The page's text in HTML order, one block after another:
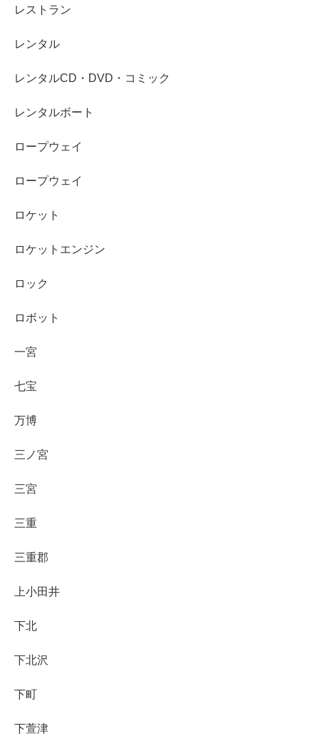
レストラン
レンタル
レンタルCD・DVD・コミック
レンタルボート
ロープウェイ
ロープウェイ
ロケット
ロケットエンジン
ロック
ロボット
一宮
七宝
万博
三ノ宮
三宮
三重
三重郡
上小田井
下北
下北沢
下町
下萱津